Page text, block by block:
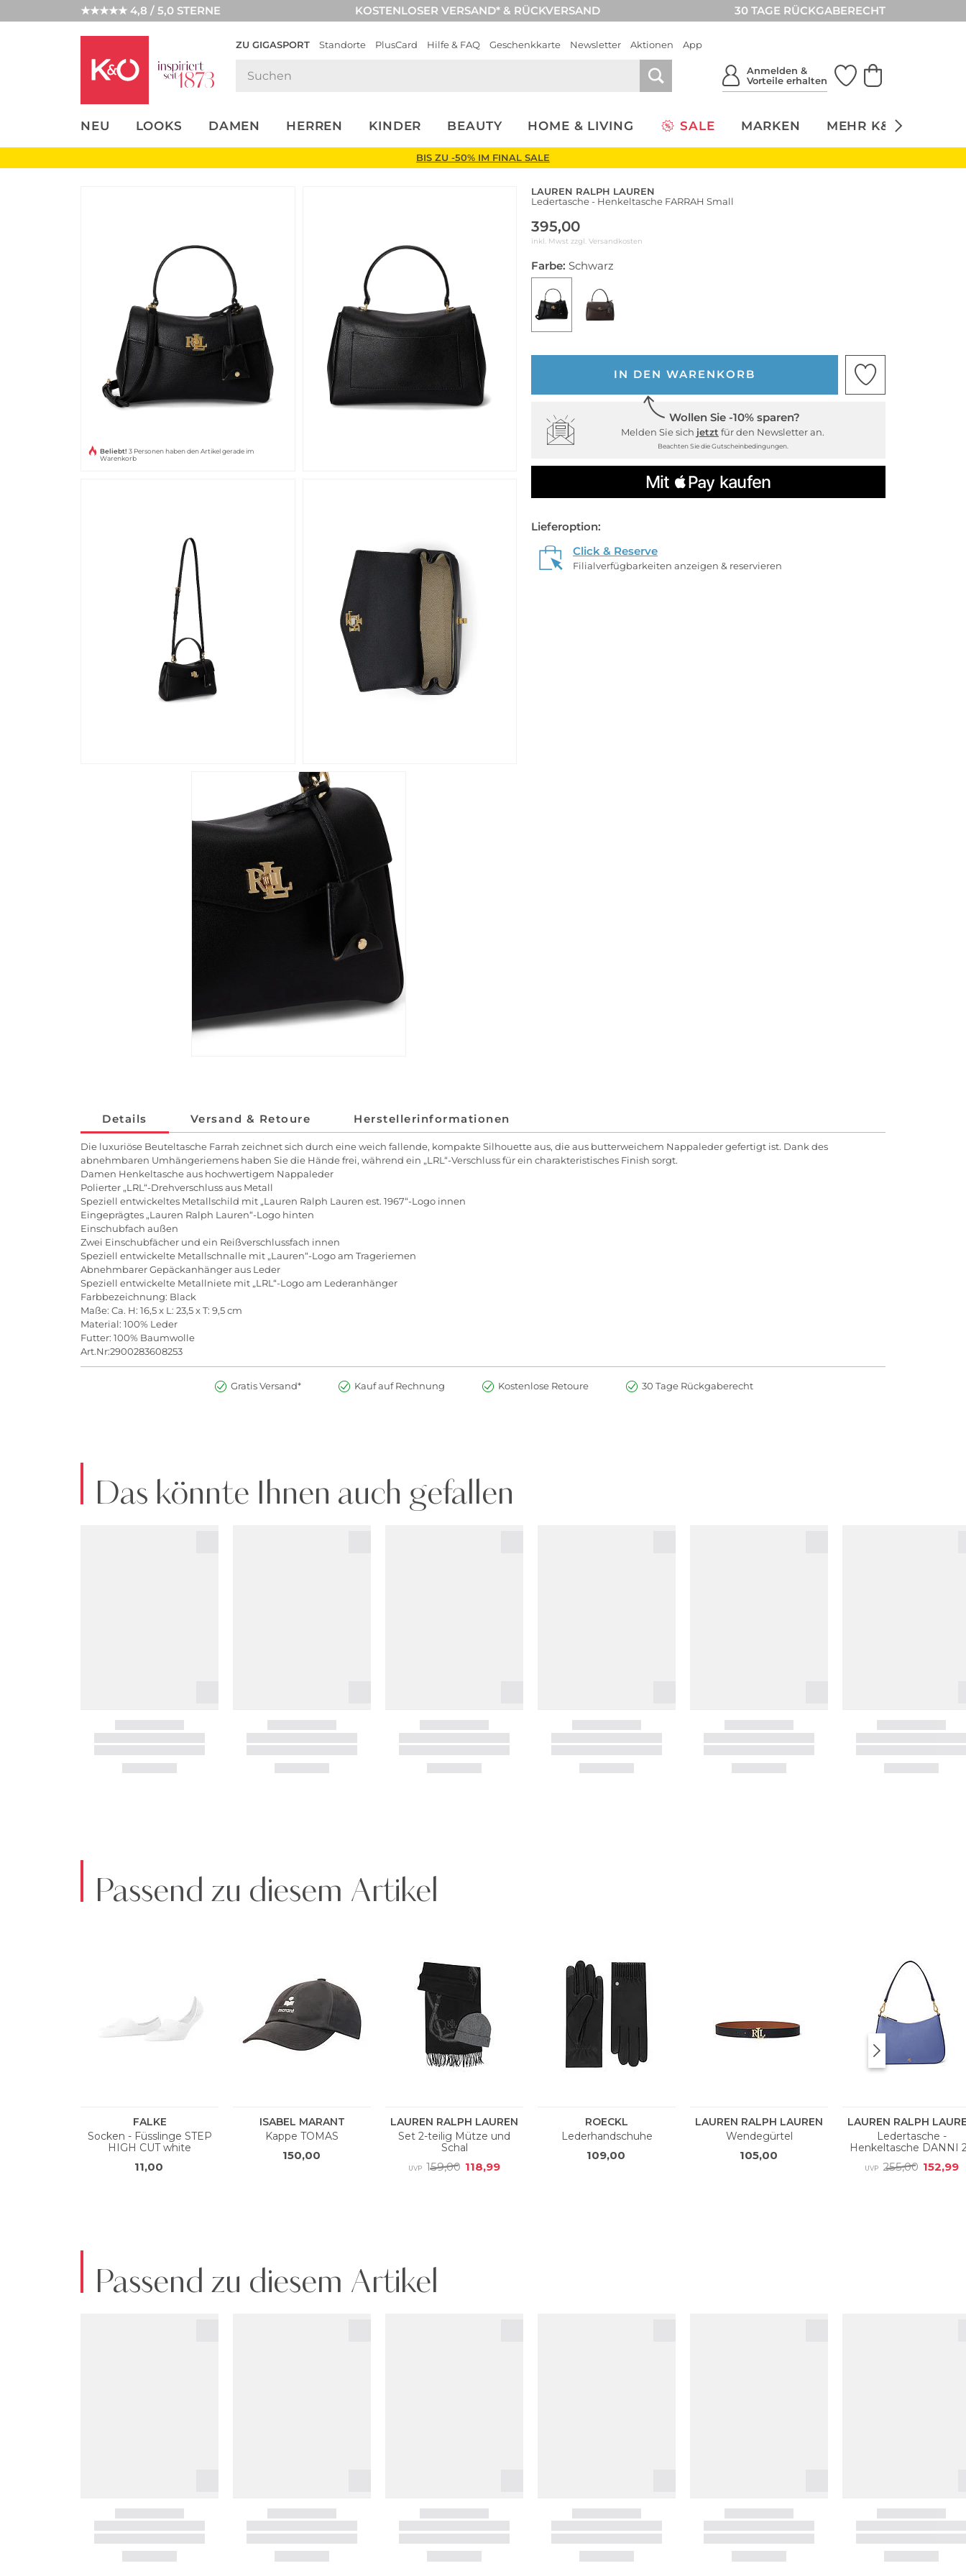
★★★★★ 4,8 / 5,0 STERNE KOSTENLOSER VERSAND* & RÜCKVERSAND 30 TAGE RÜCKGABERECHT
ZU GIGASPORT Standorte PlusCard Hilfe & FAQ Geschenkkarte Newsletter Aktionen App
Anmelden &
Vorteile erhalten
NEU LOOKS DAMEN HERREN KINDER BEAUTY HOME & LIVING SALE MARKEN MEHR K&Ö
UNSERE APP
CLICK &
BIS ZU -50% IM FINAL SALE
Beliebt! 3 Personen haben den Artikel gerade im
Warenkorb
LAUREN RALPH LAUREN
Ledertasche - Henkeltasche FARRAH Small
395,00
inkl. Mwst zzgl. Versandkosten
Farbe: Schwarz
IN DEN WARENKORB
Wollen Sie -10% sparen?
Melden Sie sich jetzt für den Newsletter an.
Beachten Sie die Gutscheinbedingungen.
Lieferoption:
Click & Reserve
Filialverfügbarkeiten anzeigen & reservieren
Details Versand & Retoure Herstellerinformationen
Die luxuriöse Beuteltasche Farrah zeichnet sich durch eine weich fallende, kompakte Silhouette aus, die aus butterweichem Nappaleder gefertigt ist. Dank des
abnehmbaren Umhängeriemens haben Sie die Hände frei, während ein „LRL“-Verschluss für ein charakteristisches Finish sorgt.
Damen Henkeltasche aus hochwertigem Nappaleder
Polierter „LRL“-Drehverschluss aus Metall
Speziell entwickeltes Metallschild mit „Lauren Ralph Lauren est. 1967“-Logo innen
Eingeprägtes „Lauren Ralph Lauren“-Logo hinten
Einschubfach außen
Zwei Einschubfächer und ein Reißverschlussfach innen
Speziell entwickelte Metallschnalle mit „Lauren“-Logo am Trageriemen
Abnehmbarer Gepäckanhänger aus Leder
Speziell entwickelte Metallniete mit „LRL“-Logo am Lederanhänger
Farbbezeichnung: Black
Maße: Ca. H: 16,5 x L: 23,5 x T: 9,5 cm
Material: 100% Leder
Futter: 100% Baumwolle
Art.Nr:2900283608253
Gratis Versand* Kauf auf Rechnung Kostenlose Retoure 30 Tage Rückgaberecht
Das könnte Ihnen auch gefallen
Passend zu diesem Artikel
Passend zu diesem Artikel